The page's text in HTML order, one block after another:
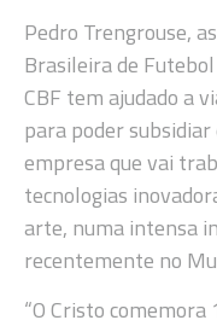
Pedro Trengrouse,
Brasileira de
CBF tem ajudado a
para poder
empresa que vai
tecnologias
arte, numa intensa
recentemente no
“O Cristo